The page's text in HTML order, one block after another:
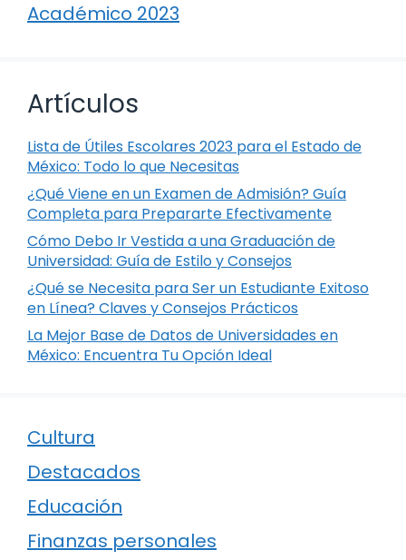
Académico 2023
Artículos
Lista de Útiles Escolares 2023 para el Estado de
México: Todo lo que Necesitas
¿Qué Viene en un Examen de Admisión? Guía
Completa para Prepararte Efectivamente
Cómo Debo Ir Vestida a una Graduación de
Universidad: Guía de Estilo y Consejos
¿Qué se Necesita para Ser un Estudiante Exitoso
en Línea? Claves y Consejos Prácticos
La Mejor Base de Datos de Universidades en
México: Encuentra Tu Opción Ideal
Cultura
Destacados
Educación
Finanzas personales